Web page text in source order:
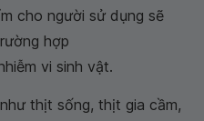
cho người sử dụng sẽ
hợp
vi sinh vật.
thịt sống, thịt gia cầm,